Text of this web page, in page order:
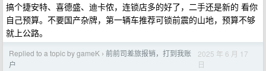
搞个捷安特、喜德盛、迪卡侬，连锁店多的好了，二手还是新的 看你
自己预算。不要国产杂牌，第一辆车推荐可锁前震的山地，预算不够
就上公路。
Replied to a topic by gameK › 前前司差旅报销，打到我账
户
2025 年 6 月 17
日